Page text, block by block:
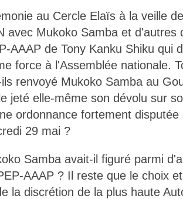
au Cercle Elaïs à la veille
avec Mukoko Samba et d'autres
AAAP de Tony Kanku Shiku qui
force à l'Assemblée nationale.
renvoyé Mukoko Samba au
jeté elle-même son dévolu sur
ordonnance fortement
29 mai ?
Samba avait-il figuré parmi
AAAP ? Il reste que le choix
la discrétion de la plus haute